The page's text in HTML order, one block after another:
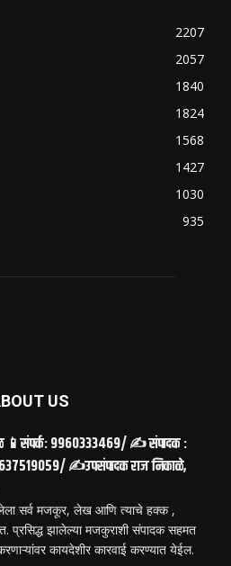
2207
2057
1840
1824
1568
1427
1030
935
US
9960333469/ ✍️ संपादक :
✍️उपसंपादक राज निकाळे,
सर्व मजकूर, लेख आणि त्याचे हक्क ,
झालेल्या मजकुराशी संपादक सहमत
कायदेशीर कारवाई करण्यात येईल.